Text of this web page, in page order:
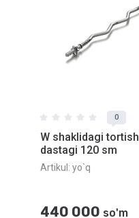
0
W shaklidagi tortish
dastagi 120 sm
Artikul: yo`q
440 000 so'm